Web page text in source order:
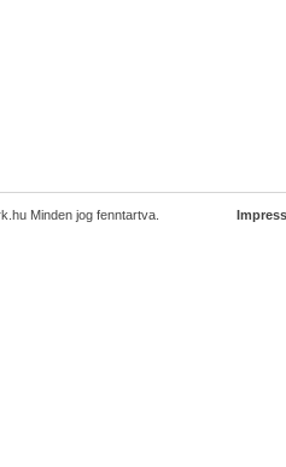
Minden jog fenntartva.